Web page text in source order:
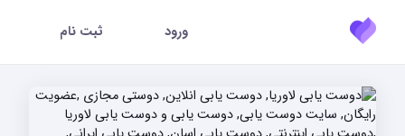
ورود ثبت نام